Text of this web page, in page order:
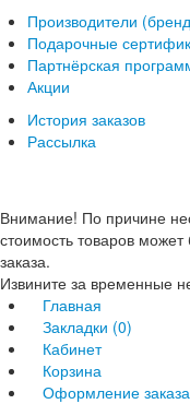
Производители
Подарочные
Партнёрская
Акции
История заказов
Рассылка
Внимание! По причине
стоимость товаров
заказа.
Извините за временные
Главная
Закладки (0)
Кабинет
Корзина
Оформление заказа